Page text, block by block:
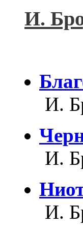
И.
И.
И.
И.